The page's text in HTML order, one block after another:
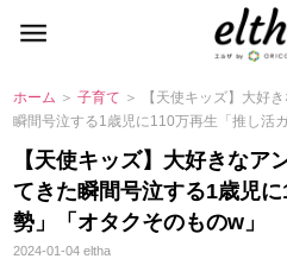
ホーム ＞子育て ＞ 【天使キッズ】大好
瞬間号泣する1歳児に110万再生「推し活
【天使キッズ】大好きな
てきた瞬間号泣する1歳児
勢」「オタクそのものw」
2024-01-04eltha